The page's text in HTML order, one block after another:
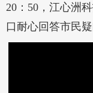
20：50，江心洲
口耐心回答市民